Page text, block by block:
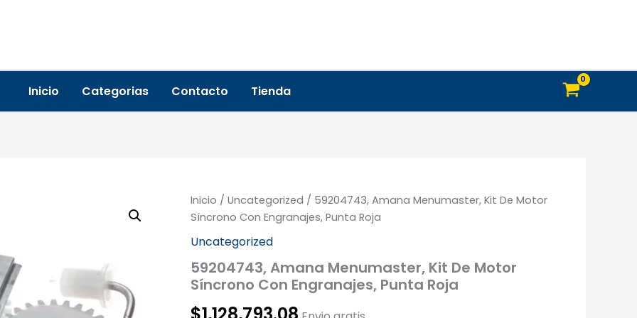
Inicio Categorias Contacto Tienda
Inicio /Uncategorized / 59204743, Amana Menumaster, Kit De Motor
Síncrono Con Engranajes, Punta Roja
Uncategorized
59204743, Amana Menumaster, Kit De Motor
Síncrono Con Engranajes, Punta Roja
59204743,
Amana
Kit
Motor
Síncrono
Engranajes,
Punta